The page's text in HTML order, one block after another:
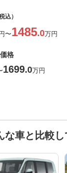
込）
〜1485.0万円
格
1699.0万円
な車と比較